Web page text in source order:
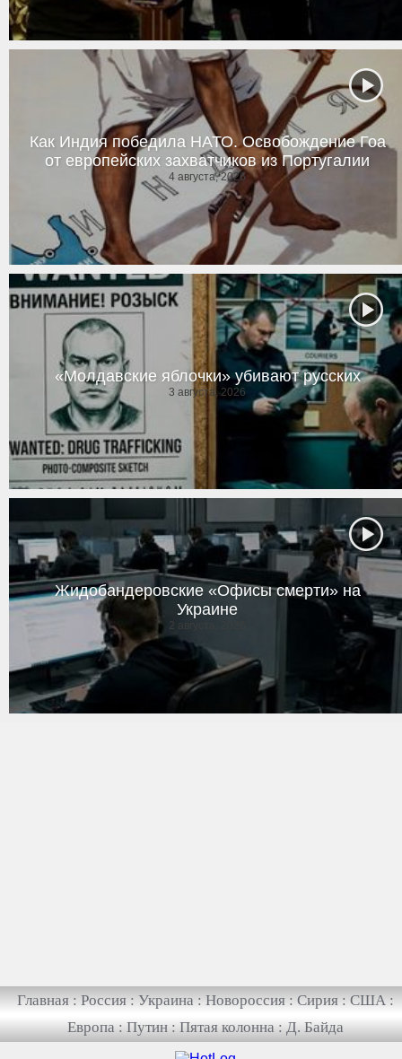
Как Индия победила НАТО. Освобождение Гоа
от европейских захватчиков из Португалии
4 августа, 2026
«Молдавские яблочки» убивают русских
3 августа, 2026
Жидобандеровские «Офисы смерти» на
Украине
2 августа, 2026
Главная : Россия : Украина : Новороссия : Сирия : США :
Европа : Путин : Пятая колонна : Д. Байда